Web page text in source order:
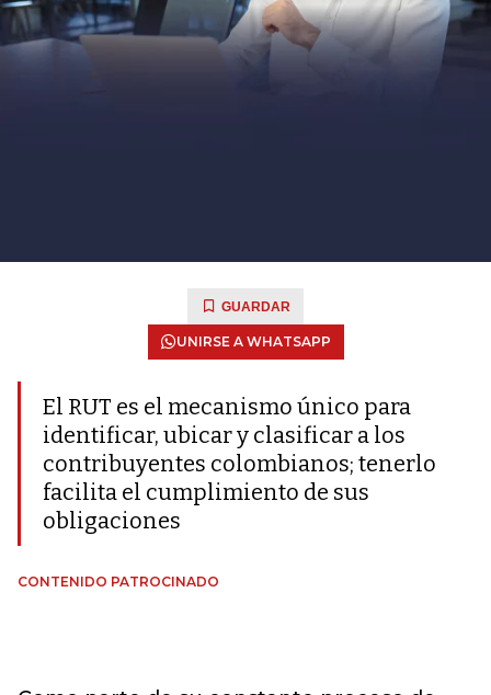
GUARDAR
UNIRSE A WHATSAPP
El RUT es el mecanismo único para
identificar, ubicar y clasificar a los
contribuyentes colombianos; tenerlo
facilita el cumplimiento de sus
obligaciones
CONTENIDO PATROCINADO